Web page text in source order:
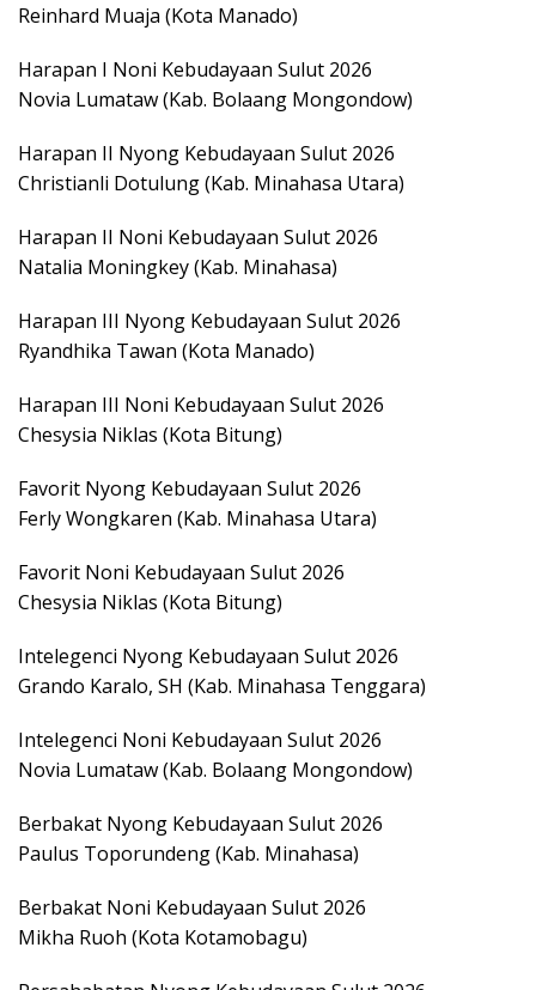
Reinhard Muaja (Kota Manado)
Harapan I Noni Kebudayaan Sulut 2026
Novia Lumataw (Kab. Bolaang Mongondow)
Harapan II Nyong Kebudayaan Sulut 2026
Christianli Dotulung (Kab. Minahasa Utara)
Harapan II Noni Kebudayaan Sulut 2026
Natalia Moningkey (Kab. Minahasa)
Harapan III Nyong Kebudayaan Sulut 2026
Ryandhika Tawan (Kota Manado)
Harapan III Noni Kebudayaan Sulut 2026
Chesysia Niklas (Kota Bitung)
Favorit Nyong Kebudayaan Sulut 2026
Ferly Wongkaren (Kab. Minahasa Utara)
Favorit Noni Kebudayaan Sulut 2026
Chesysia Niklas (Kota Bitung)
Intelegenci Nyong Kebudayaan Sulut 2026
Grando Karalo, SH (Kab. Minahasa Tenggara)
Intelegenci Noni Kebudayaan Sulut 2026
Novia Lumataw (Kab. Bolaang Mongondow)
Berbakat Nyong Kebudayaan Sulut 2026
Paulus Toporundeng (Kab. Minahasa)
Berbakat Noni Kebudayaan Sulut 2026
Mikha Ruoh (Kota Kotamobagu)